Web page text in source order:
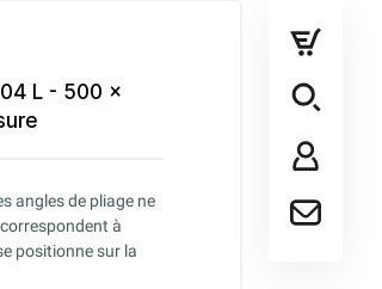
L - 500 x
angles de pliage ne
à
positionne sur la